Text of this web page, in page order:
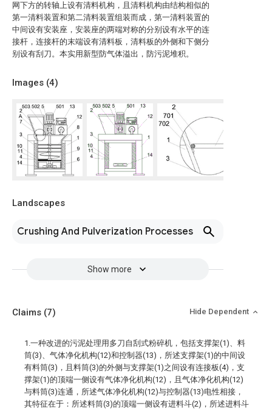
网下方的转轴上设有清料机构，且清料机构由结构相似的
第一清料装置和第二清料装置组装而成，第一清料装置的
中间设有安装座，安装座的两端对称的分别设有水平的连
接杆，连接杆的末端设有清料板，清料板的外侧和下侧分
别设有刮刀。本实用新型防气体溢出，防污泥堆积。
Images (4)
Landscapes
Crushing And Pulverization Processes
Show more
Claims (7) Hide Dependent
1.一种改进的污泥处理用多刀自刮式粉碎机，包括支撑架(1)、料
筒(3)、气体净化机构(12)和控制器(13)，所述支撑架(1)的中间设
有料筒(3)，且料筒(3)的外侧与支撑架(1)之间设有连接板(4)，支
撑架(1)的顶端一侧设有气体净化机构(12)，且气体净化机构(12)
与料筒(3)连通，所述气体净化机构(12)与控制器(13)电性相接，
其特征在于：所述料筒(3)的顶端一侧设有进料斗(2)，所述进料斗